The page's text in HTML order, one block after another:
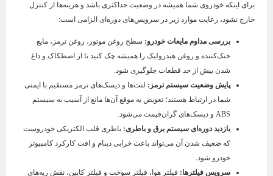
برای اینکه خودروی شما همیشه در وضعیت حداکثری باشد و هزینه‌ها از کنترل
خارج نشود، رعایت موارد زیر در سرویس‌های دوره‌ای الزامی است:
بررسی مداوم مایعات خودرو: سطح روغن موتور، روغن ترمز، مایع
خنک‌کننده و روغن هیدرولیک را همیشه چک کنید تا از اصطکاک و داغ
شدن بیش از حد قطعات جلوگیری شود.
پایش وضعیت سیستم ترمز : لنت‌ها و دیسک‌های ترمز مستقیم با ایمنی
شما در ارتباط هستند؛ تعویض به موقع آن‌ها مانع از آسیب به سیستم
ABS و دیسک‌های گران‌قیمت می‌شود.
بازدید دوره‌ای سیستم برق و باطری: باطری قلب الکتریکی خودروست
که ضعیف شدن آن می‌تواند باعث خرابی دینام و افت کارکرد کامپیوتر
خودرو شود.
سرویس فیلترها: فیلتر هوا، فیلتر سوخت و فیلتر کابین، نقش ریه‌های